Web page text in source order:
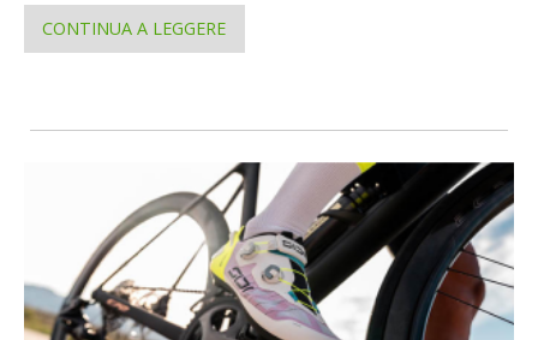
CONTINUA A LEGGERE